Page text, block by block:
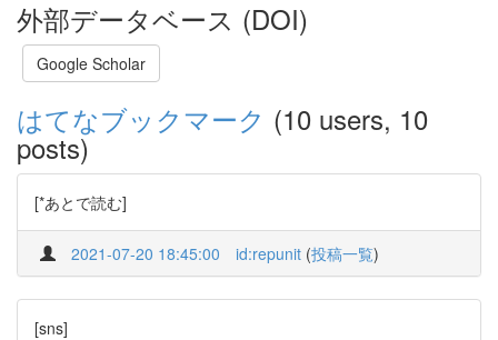
外部データベース (DOI)
Google Scholar
はてなブックマーク (10 users, 10
posts)
[*あとで読む]
2021-07-20 18:45:00 id:repunit (投稿一覧)
[sns]